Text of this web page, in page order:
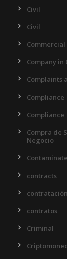
Civil
Civil
Commercial
Company in
Complaints
Compliance
Compliance
Compra de
Negocio
contracts
contratos
Criminal